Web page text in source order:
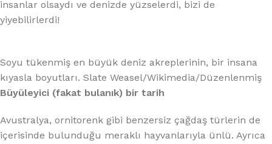
insanlar olsaydı ve denizde yüzselerdi, bizi de
yiyebilirlerdi!
Soyu tükenmiş en büyük deniz akreplerinin, bir insana
kıyasla boyutları. Slate Weasel/Wikimedia/Düzenlenmiş
Büyüleyici (fakat bulanık) bir tarih
Avustralya, ornitorenk gibi benzersiz çağdaş türlerin de
içerisinde bulunduğu meraklı hayvanlarıyla ünlü. Ayrıca